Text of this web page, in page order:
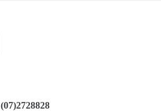
(07)2728828